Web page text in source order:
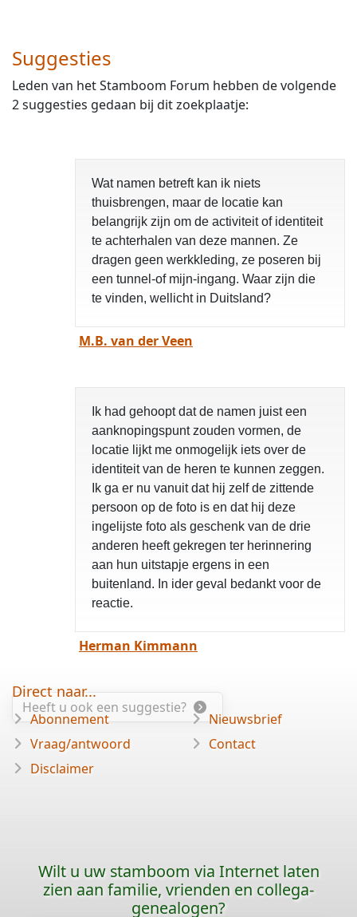
Suggesties
Leden van het Stamboom Forum hebben de volgende
2 suggesties gedaan bij dit zoekplaatje:
Wat namen betreft kan ik niets
thuisbrengen, maar de locatie kan
belangrijk zijn om de activiteit of identiteit
te achterhalen van deze mannen. Ze
dragen geen werkkleding, ze poseren bij
een tunnel-of mijn-ingang. Waar zijn die
te vinden, wellicht in Duitsland?
M.B. van der Veen
Ik had gehoopt dat de namen juist een
aanknopingspunt zouden vormen, de
locatie lijkt me onmogelijk iets over de
identiteit van de heren te kunnen zeggen.
Ik ga er nu vanuit dat hij zelf de zittende
persoon op de foto is en dat hij deze
ingelijste foto als geschenk van de drie
anderen heeft gekregen ter herinnering
aan hun uitstapje ergens in een
buitenland. In ider geval bedankt voor de
reactie.
Herman Kimmann
Heeft u ook een suggestie?
Direct naar...
Abonnement
Vraag/antwoord
Disclaimer
Nieuwsbrief
Contact
Wilt u uw stamboom via Internet laten
zien aan familie, vrienden en collega-
genealogen?